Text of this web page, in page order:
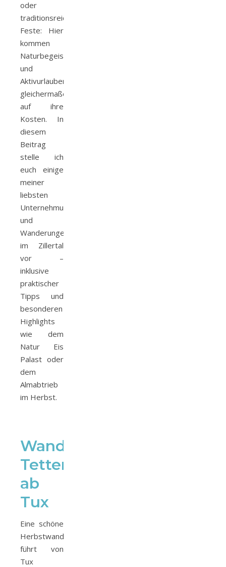
oder
traditionsreiche
Feste: Hier
kommen
Naturbegeisterte
und
Aktivurlauber
gleichermaßen
auf ihre
Kosten. In
diesem
Beitrag
stelle ich
euch einige
meiner
liebsten
Unternehmungen
und
Wanderungen
im Zillertal
vor –
inklusive
praktischer
Tipps und
besonderen
Highlights
wie dem
Natur Eis
Palast oder
dem
Almabtrieb
im Herbst.
Wanderung
Tettensjoch
ab
Tux
Eine schöne
Herbstwanderung
führt von
Tux